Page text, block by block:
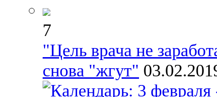
7
"Цель врача не
снова "жгут"